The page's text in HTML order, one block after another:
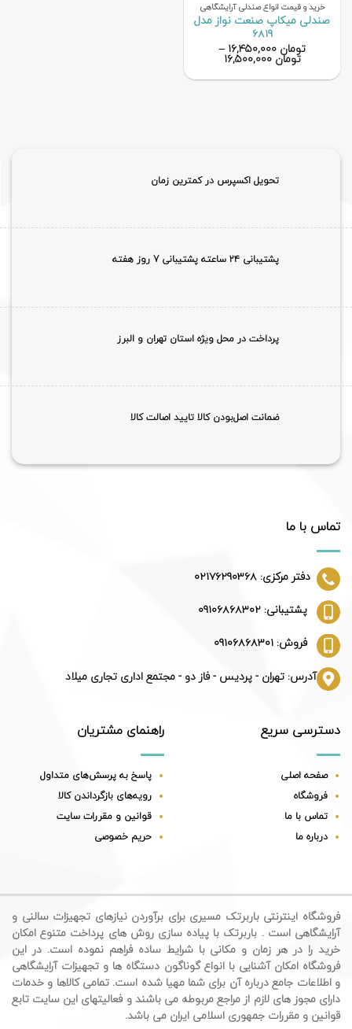
خرید و قیمت انواع صندلی آرایشگاهی
صندلی میکاپ صنعت نواز مدل
6819
تومان ۱۶,۴۵۰,۰۰۰ –
تومان ۱۶,۵۰۰,۰۰۰
تحویل اکسپرس در کمترین زمان
پشتیبانی ۲۴ ساعته پشتیبانی 7 روز هفته
پرداخت در محل ویژه استان تهران و البرز
ضمانت اصل‌بودن کالا تایید اصالت کالا
تماس با ما
دفتر مرکزی: 02176290368
پشتیبانی: 09106868302
فروش: 09106868301
آدرس: تهران - پردیس - فاز دو - مجتمع اداری تجاری میلاد
دسترسی سریع
صفحه اصلی
فروشگاه
تماس با ما
درباره ما
راهنمای مشتریان
پاسخ به پرسش‌های متداول
رویه‌های بازگرداندن کالا
قوانین و مقررات سایت
حریم خصوصی
فروشگاه اینترنتی باربرتک مسیری برای برآوردن نیازهای تجهیزات سالنی و
آرایشگاهی است . باربرتک با پیاده سازی روش های پرداخت متنوع امکان
خرید را در هر زمان و مکانی با شرایط ساده فراهم نموده است. در این
فروشگاه امکان آشنایی با انواع گوناگون دستگاه ها و تجهیزات آرایشگاهی
و اطلاعات جامع درباره آن برای شما مهیا شده است. تمامی کالاها و خدمات
دارای مجوز های لازم از مراجع مربوطه می باشند و فعالیتهای این سایت تابع
قوانین و مقررات جمهوری اسلامی ایران می باشد.